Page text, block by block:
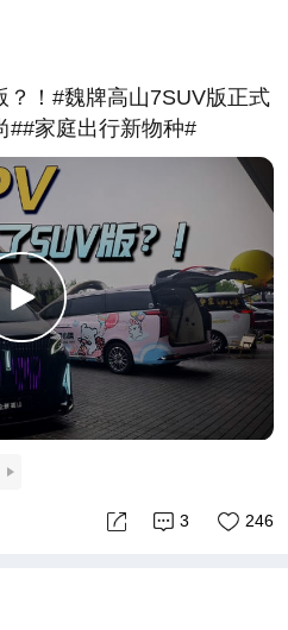
！#魏牌高山7SUV版正式
##家庭出行新物种#
246
3